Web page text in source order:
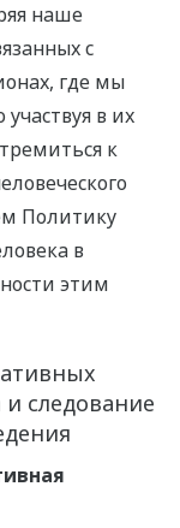
наше
с
где мы
в их
к
Политику
в
этим
и следование